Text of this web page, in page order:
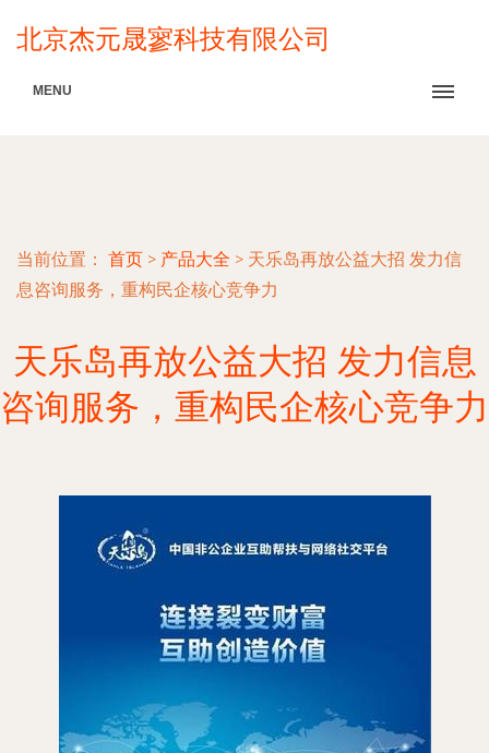
北京杰元晟寥科技有限公司
MENU
当前位置： 首页 > 产品大全 > 天乐岛再放公益大招 发力信
息咨询服务，重构民企核心竞争力
天乐岛再放公益大招 发力信息
咨询服务，重构民企核心竞争力